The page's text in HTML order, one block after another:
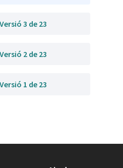
Versió 3 de 23
Versió 2 de 23
Versió 1 de 23